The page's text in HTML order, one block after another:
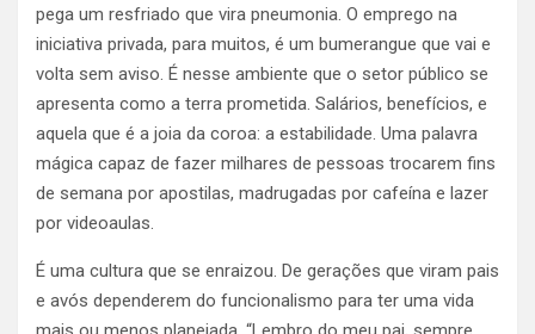
pega um resfriado que vira pneumonia. O emprego na
iniciativa privada, para muitos, é um bumerangue que vai e
volta sem aviso. É nesse ambiente que o setor público se
apresenta como a terra prometida. Salários, benefícios, e
aquela que é a joia da coroa: a estabilidade. Uma palavra
mágica capaz de fazer milhares de pessoas trocarem fins
de semana por apostilas, madrugadas por cafeína e lazer
por videoaulas.
É uma cultura que se enraizou. De gerações que viram pais
e avós dependerem do funcionalismo para ter uma vida